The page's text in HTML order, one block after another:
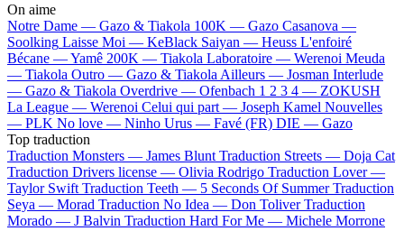
On aime
Notre Dame — Gazo & Tiakola 100K — Gazo Casanova —
Soolking Laisse Moi — KeBlack Saiyan — Heuss L'enfoiré
Bécane —Yamê 200K — Tiakola Laboratoire — Werenoi Meuda
— Tiakola Outro — Gazo & Tiakola Ailleurs — Josman Interlude
— Gazo & Tiakola Overdrive — Ofenbach 1 2 3 4 — ZOKUSH
La League — Werenoi Celui qui part — Joseph Kamel Nouvelles
— PLK No love — Ninho Urus — Favé (FR) DIE — Gazo
Top traduction
Traduction Monsters — James Blunt Traduction Streets — Doja Cat
Traduction Drivers license — Olivia Rodrigo Traduction Lover —
Taylor Swift Traduction Teeth — 5 Seconds Of Summer Traduction
Seya — Morad Traduction No Idea — Don Toliver Traduction
Morado — J Balvin Traduction Hard For Me — Michele Morrone